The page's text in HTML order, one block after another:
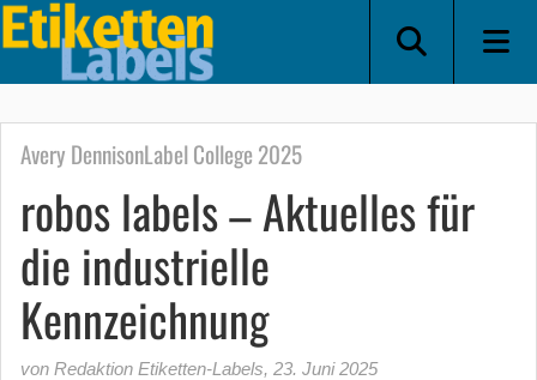
Avery DennisonLabel College 2025
robos labels – Aktuelles für
die industrielle
Kennzeichnung
von Redaktion Etiketten-Labels, 23. Juni 2025